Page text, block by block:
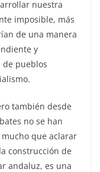
nuestra
imposible, más
de una manera
y
pueblos
también desde
no se han
que aclarar
construcción de
andaluz, es una